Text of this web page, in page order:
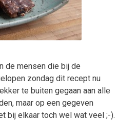
de mensen die bij de
zondag dit recept nu
te buiten gegaan aan alle
maar op een gegeven
bij elkaar toch wel wat veel ;-).